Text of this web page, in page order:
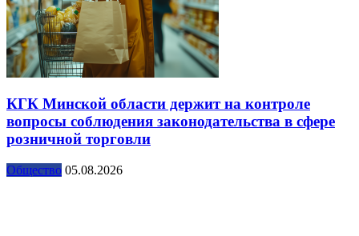
КГК Минской области держит на контроле
вопросы соблюдения законодательства в сфере
розничной торговли
Общество 05.08.2026